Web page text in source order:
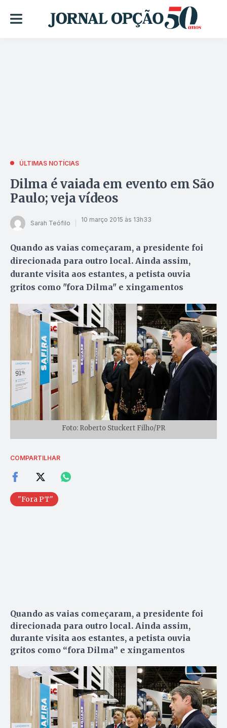
ÚLTIMAS NOTÍCIAS
Dilma é vaiada em evento em São
Paulo; veja vídeos
Sarah Teófilo 10 março 2015 às 13h33
Quando as vaias começaram, a presidente foi
direcionada para outro local. Ainda assim,
durante visita aos estantes, a petista ouvia
gritos como "fora Dilma" e xingamentos
Foto: Roberto Stuckert Filho/PR
COMPARTILHAR
"Fora PT"
Quando as vaias começaram, a presidente foi
direcionada para outro local. Ainda assim,
durante visita aos estantes, a petista ouvia
gritos como “fora Dilma” e xingamentos